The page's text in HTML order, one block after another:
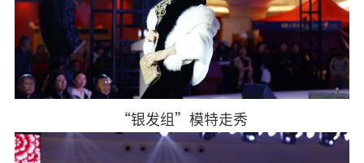
“银发组”模特走秀